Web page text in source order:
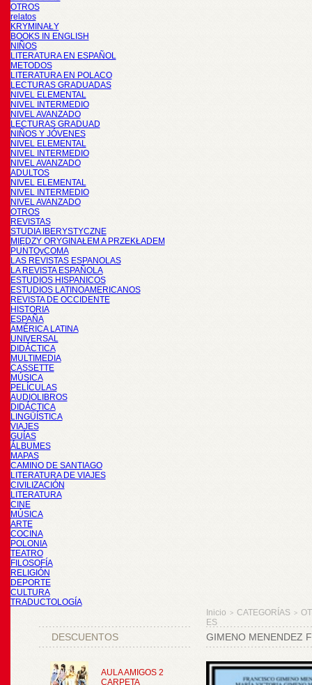
OTROS
relatos
KRYMINAŁY
BOOKS IN ENGLISH
NIÑOS
LITERATURA EN ESPAÑOL
METODOS
LITERATURA EN POLACO
LECTURAS GRADUADAS
NIVEL ELEMENTAL
NIVEL INTERMEDIO
NIVEL AVANZADO
LECTURAS GRADUAD
NIÑOS Y JÓVENES
NIVEL ELEMENTAL
NIVEL INTERMEDIO
NIVEL AVANZADO
ADULTOS
NIVEL ELEMENTAL
NIVEL INTERMEDIO
NIVEL AVANZADO
OTROS
REVISTAS
STUDIA IBERYSTYCZNE
MIĘDZY ORYGINAŁEM A PRZEKŁADEM
PUNTOyCOMA
LAS REVISTAS ESPANOLAS
LA REVISTA ESPAÑOLA
ESTUDIOS HISPANICOS
ESTUDIOS LATINOAMERICANOS
REVISTA DE OCCIDENTE
HISTORIA
ESPAÑA
AMÉRICA LATINA
UNIVERSAL
DIDÁCTICA
MULTIMEDIA
CASSETTE
MÚSICA
PELÍCULAS
AUDIOLIBROS
DIDÁCTICA
LINGÜÍSTICA
VIAJES
GUÍAS
ÁLBUMES
MAPAS
CAMINO DE SANTIAGO
LITERATURA DE VIAJES
CIVILIZACIÓN
LITERATURA
CINE
MÚSICA
ARTE
COCINA
POLONIA
TEATRO
FILOSOFÍA
RELIGIÓN
DEPORTE
CULTURA
TRADUCTOLOGÍA
DESCUENTOS
AULA AMIGOS 2
CARPETA
Inicio > CATEGORÍAS >
ES
GIMENO MENENDEZ